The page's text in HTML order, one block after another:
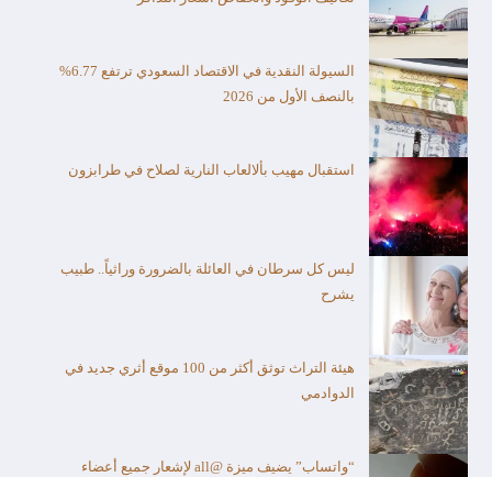
السيولة النقدية في الاقتصاد السعودي ترتفع 6.77%
بالنصف الأول من 2026
استقبال مهيب بألالعاب النارية لصلاح في طرابزون
ليس كل سرطان في العائلة بالضرورة وراثياً.. طبيب
يشرح
هيئة التراث توثق أكثر من 100 موقع أثري جديد في
الدوادمي
“واتساب” يضيف ميزة @all لإشعار جميع أعضاء